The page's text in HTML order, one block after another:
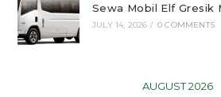
Sewa Mobil Elf Gresik
JULY 14, 2026 / 0 COMMENTS
AUGUST 2026